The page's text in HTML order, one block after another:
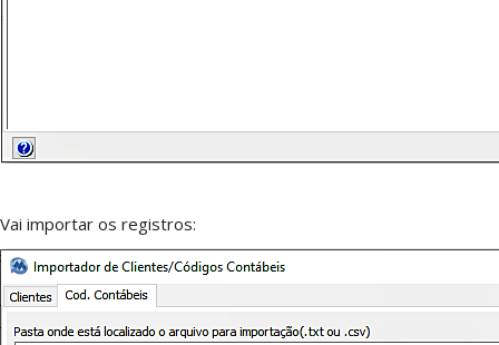
Vai importar os registros: